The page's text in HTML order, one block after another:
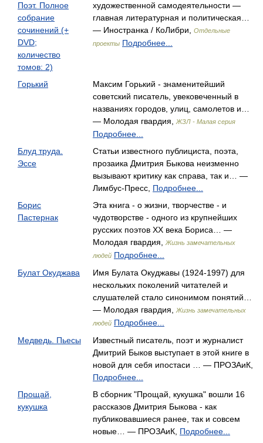
Поэт. Полное
собрание
сочинений (+
DVD;
количество
томов: 2)
художественной самодеятельности —
главная литературная и политическая…
— Иностранка / КоЛибри,
Отдельные
проекты Подробнее...
Горький
Максим Горький - знаменитейший
советский писатель, увековеченный в
названиях городов, улиц, самолетов и…
— Молодая гвардия,
ЖЗЛ - Малая серия
Подробнее...
Блуд труда.
Эссе
Статьи известного публициста, поэта,
прозаика Дмитрия Быкова неизменно
вызывают критику как справа, так и… —
Лимбус-Пресс, Подробнее...
Борис
Пастернак
Эта книга - о жизни, творчестве - и
чудотворстве - одного из крупнейших
русских поэтов XX века Бориса… —
Молодая гвардия,
Жизнь замечательных
людей Подробнее...
Булат Окуджава
Имя Булата Окуджавы (1924-1997) для
нескольких поколений читателей и
слушателей стало синонимом понятий…
— Молодая гвардия,
Жизнь замечательных
людей Подробнее...
Медведь. Пьесы
Известный писатель, поэт и журналист
Дмитрий Быков выступает в этой книге в
новой для себя ипостаси … — ПРОЗАиК,
Подробнее...
Прощай,
кукушка
В сборник "Прощай, кукушка" вошли 16
рассказов Дмитрия Быкова - как
публиковавшиеся ранее, так и совсем
новые… — ПРОЗАиК, Подробнее...